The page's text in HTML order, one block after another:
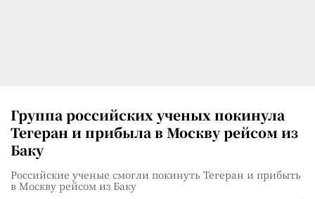
Группа российских ученых покинула
Тегеран и прибыла в Москву рейсом из
Баку
Российские ученые смогли покинуть Тегеран и прибыть
в Москву рейсом из Баку